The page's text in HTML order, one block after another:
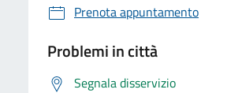
Prenota appuntamento
Problemi in città
Segnala disservizio